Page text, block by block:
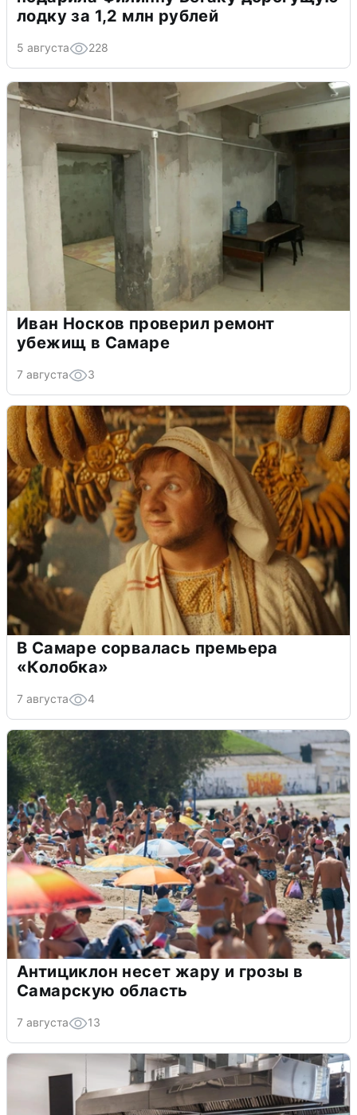
лодку за 1,2 млн рублей
5 августа 228
Иван Носков проверил ремонт
убежищ в Самаре
7 августа 3
В Самаре сорвалась премьера
«Колобка»
7 августа 4
Антициклон несет жару и грозы в
Самарскую область
7 августа 13